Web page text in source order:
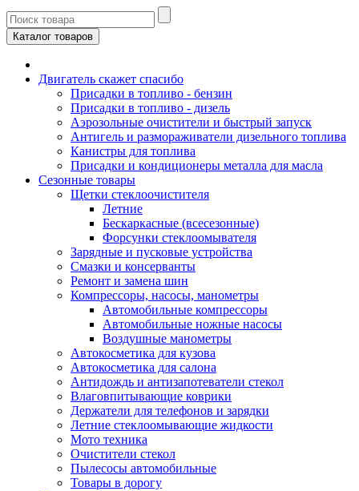
Каталог товаров
Двигатель скажет спасибо
Присадки в топливо - бензин
Присадки в топливо - дизель
Аэрозольные очистители и быстрый запуск
Антигель и размораживатели дизельного топлива
Канистры для топлива
Присадки и кондиционеры металла для масла
Сезонные товары
Щетки стеклоочистителя
Летние
Бескаркасные (всесезонные)
Форсунки стеклоомывателя
Зарядные и пусковые устройства
Смазки и консерванты
Ремонт и замена шин
Компрессоры, насосы, манометры
Автомобильные компрессоры
Автомобильные ножные насосы
Воздушные манометры
Автокосметика для кузова
Автокосметика для салона
Антидождь и антизапотеватели стекол
Влаговпитывающие коврики
Держатели для телефонов и зарядки
Летние стеклоомывающие жидкости
Мото техника
Очистители стекол
Пылесосы автомобильные
Товары в дорогу